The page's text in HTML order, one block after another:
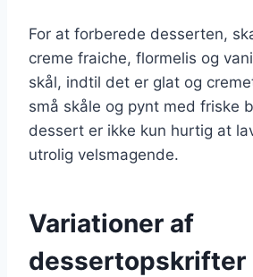
For at forberede desserten,
creme fraiche, flormelis og
skål, indtil det er glat og
små skåle og pynt med friske
dessert er ikke kun hurtig at
utrolig velsmagende.
Variationer af
dessertopskrifter